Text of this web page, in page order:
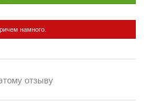
намного.
отзыву